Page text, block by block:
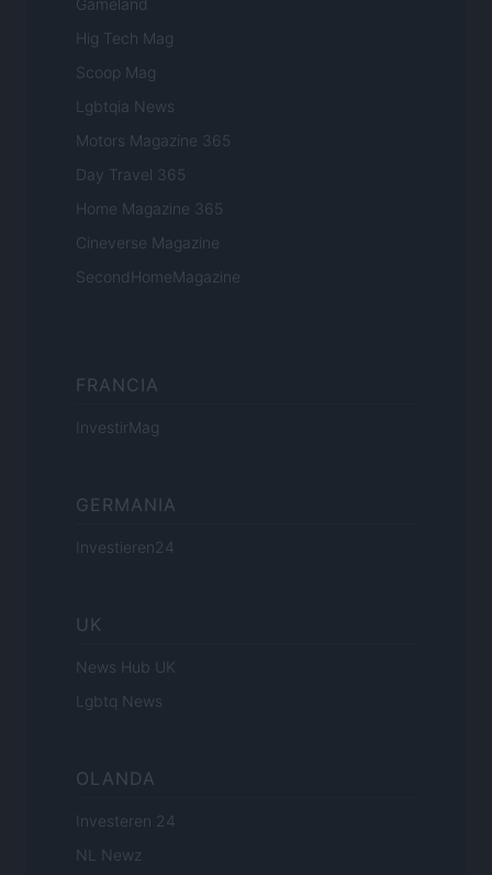
Gameland
Hig Tech Mag
Scoop Mag
Lgbtqia News
Motors Magazine 365
Day Travel 365
Home Magazine 365
Cineverse Magazine
SecondHomeMagazine
FRANCIA
InvestirMag
GERMANIA
Investieren24
UK
News Hub UK
Lgbtq News
OLANDA
Investeren 24
NL Newz